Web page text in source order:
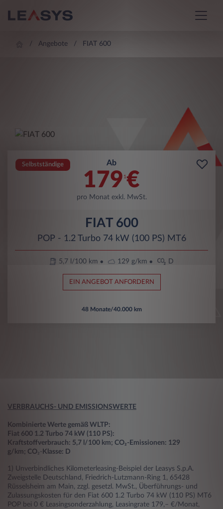
Angebote FIAT 600
Selbstständige Ab
179 1€
pro Monat exkl. MwSt.
FIAT 600
POP - 1.2 Turbo 74 kW (100 PS) MT6
5,7 l/100 km 129 g/km D
EIN ANGEBOT ANFORDERN
48 Monate/40.000 km
VERBRAUCHS- UND EMISSIONSWERTE
Kombinierte Werte gemäß WLTP:
Fiat 600 1.2 Turbo 74 kW (110 PS):
Kraftstoffverbrauch: 5,7 l/100 km; CO₂-Emissionen: 129
g/km; CO₂- Klasse: D
1) Unverbindliches Kilometerleasing-Beispiel der Leasys S.p.A.
Zweigstelle Deutschland, Friedrich-Lutzmann-Ring 1, 65428
Rüsselsheim am Main, zzgl. gesetzl. MwSt., Überführungs- und
Zulassungskosten für den Fiat 600 1.2 Turbo 74 kW (110 PS) MT6
POP bei 0 € Leasingsonderzahlung, Leasingrate 179,– €/Monat,